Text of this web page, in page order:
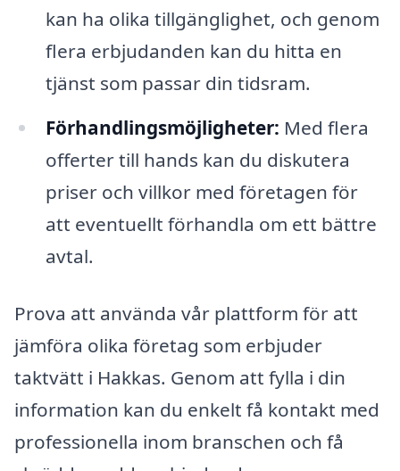
kan ha olika tillgänglighet, och genom
flera erbjudanden kan du hitta en
tjänst som passar din tidsram.
Förhandlingsmöjligheter: Med flera
offerter till hands kan du diskutera
priser och villkor med företagen för
att eventuellt förhandla om ett bättre
avtal.
Prova att använda vår plattform för att
jämföra olika företag som erbjuder
taktvätt i Hakkas. Genom att fylla i din
information kan du enkelt få kontakt med
professionella inom branschen och få